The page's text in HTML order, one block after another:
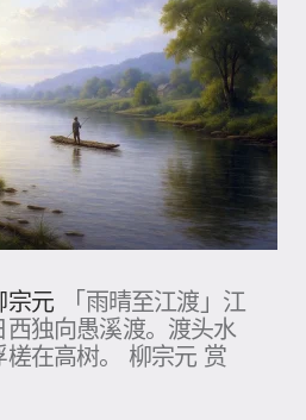
宗元
「雨晴至江渡」江
西独向愚溪渡。渡头水
在高树。 柳宗元 赏